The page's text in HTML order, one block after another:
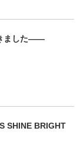
ました――
SHINE BRIGHT